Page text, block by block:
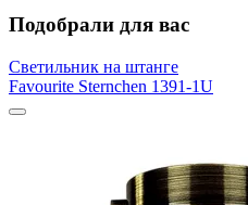
Подобрали для вас
Светильник на штанге
Favourite Sternchen 1391-1U